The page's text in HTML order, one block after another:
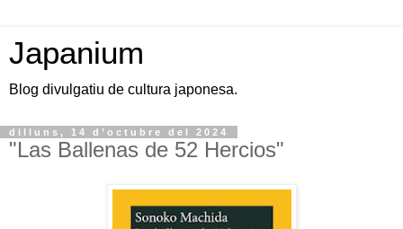
Japanium
Blog divulgatiu de cultura japonesa.
dilluns, 14 d’octubre del 2024
"Las Ballenas de 52 Hercios"